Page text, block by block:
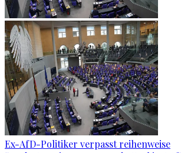
Ex-AfD-Politiker verpasst reihenweise